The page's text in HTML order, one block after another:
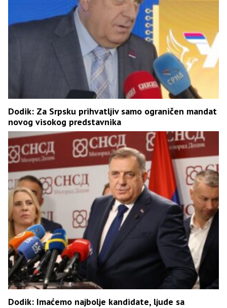
Dodik: Za Srpsku prihvatljiv samo ograničen mandat
novog visokog predstavnika
Dodik: Imaćemo najbolje kandidate, ljude sa